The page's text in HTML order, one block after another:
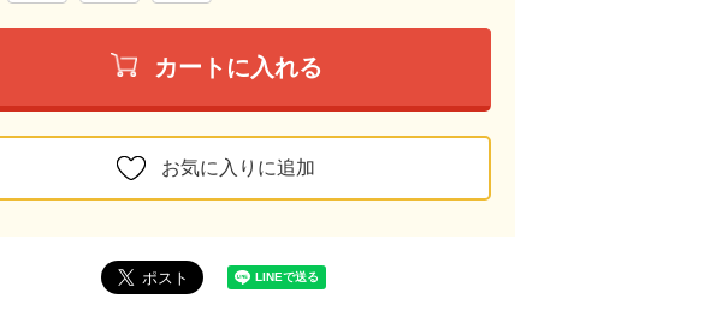
カートに入れる
お気に入りに追加